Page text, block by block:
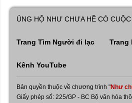
ỦNG HỘ NHƯ CHƯA HỀ CÓ CUỘC
Trang Tìm Người đi lạc Trang
Kênh YouTube
Bản quyền thuộc về chương trình "Như
Giấy phép số: 225/GP - BC Bộ văn hóa